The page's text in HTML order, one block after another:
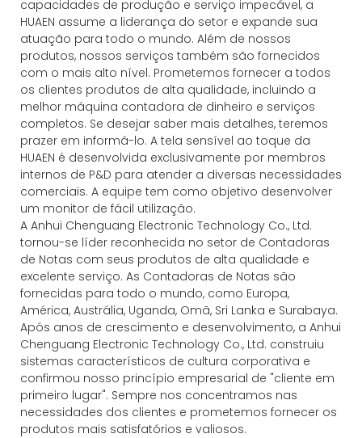
capacidades de produção e serviço impecável, a
HUAEN assume a liderança do setor e expande sua
atuação para todo o mundo. Além de nossos
produtos, nossos serviços também são fornecidos
com o mais alto nível. Prometemos fornecer a todos
os clientes produtos de alta qualidade, incluindo a
melhor máquina contadora de dinheiro e serviços
completos. Se desejar saber mais detalhes, teremos
prazer em informá-lo. A tela sensível ao toque da
HUAEN é desenvolvida exclusivamente por membros
internos de P&D para atender a diversas necessidades
comerciais. A equipe tem como objetivo desenvolver
um monitor de fácil utilização.
A Anhui Chenguang Electronic Technology Co., Ltd.
tornou-se líder reconhecida no setor de Contadoras
de Notas com seus produtos de alta qualidade e
excelente serviço. As Contadoras de Notas são
fornecidas para todo o mundo, como Europa,
América, Austrália, Uganda, Omã, Sri Lanka e Surabaya.
Após anos de crescimento e desenvolvimento, a Anhui
Chenguang Electronic Technology Co., Ltd. construiu
sistemas característicos de cultura corporativa e
confirmou nosso princípio empresarial de "cliente em
primeiro lugar". Sempre nos concentramos nas
necessidades dos clientes e prometemos fornecer os
produtos mais satisfatórios e valiosos.